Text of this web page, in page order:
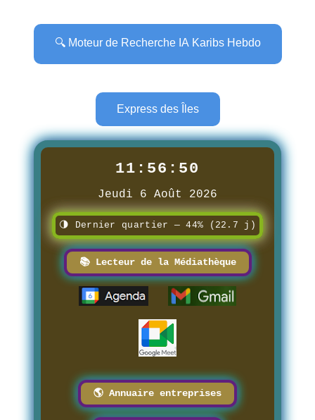
🔍 Moteur de Recherche IA Karibs Hebdo
Express des Îles
11:56:51
Jeudi 6 Août 2026
🌗 Dernier quartier — 44% (22.7 j)
📚 Lecteur de la Médiathèque
🌎 Annuaire entreprises